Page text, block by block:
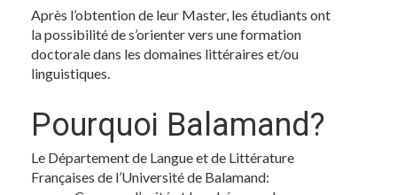
Après l’obtention de leur Master, les étudiants ont
la possibilité de s’orienter vers une formation
doctorale dans les domaines littéraires et/ou
linguistiques.
Pourquoi Balamand?
Le Département de Langue et de Littérature
Françaises de l’Université de Balamand: